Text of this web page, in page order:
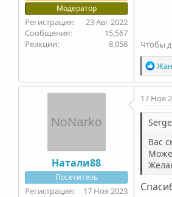
Модератор
23 Авг 2022
15,567
8,058
Чтобы
Р
е
а
к
и
:
Натали88
Посетитель
17 Ноя 2023
17 Ноя
Вас